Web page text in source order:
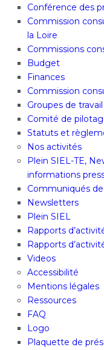
Conférence des
Commission
la Loire
Commissions
Budget
Finances
Commission
Groupes de travail
Comité de
Statuts et
Nos activités
Plein SIEL-TE,
informations
Communiqués
Newsletters
Plein SIEL
Rapports
Rapports
Videos
Accessibilité
Mentions légales
Ressources
FAQ
Logo
Plaquette de